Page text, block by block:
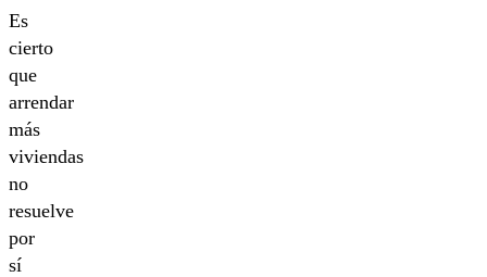
Es
cierto
que
arrendar
más
viviendas
no
resuelve
por
sí